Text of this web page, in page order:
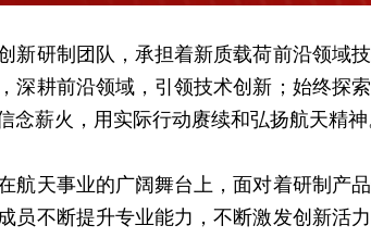
研制团队，承担着新质载荷前沿领域
深耕前沿领域，引领技术创新；始终探
薪火，用实际行动赓续和弘扬航天精神
天事业的广阔舞台上，面对着研制产
员不断提升专业能力，不断激发创新活